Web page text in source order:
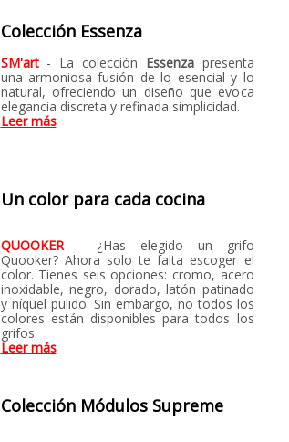
Colección Essenza
SM'art - La colección Essenzapresenta
una armoniosa fusión de lo esencial y lo
natural, ofreciendo un diseño que evoca
elegancia discreta y refinada simplicidad.
Leer más
Un color para cada cocina
QUOOKER - ¿Has elegido un grifo
Quooker? Ahora solo te falta escoger el
color. Tienes seis opciones: cromo, acero
inoxidable, negro, dorado, latón patinado
y níquel pulido. Sin embargo, no todos los
colores están disponibles para todos los
grifos.
Leer más
Colección Módulos Supreme